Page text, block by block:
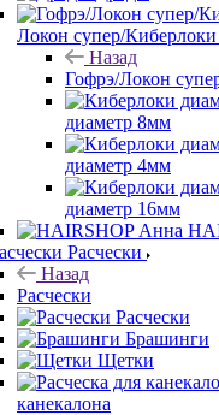
Локон супер/Киберлоки
Назад
Гофрэ/Локон
диаметр 8мм
диаметр 4мм
диаметр 16мм
Расчески
Назад
Расчески
Расчески
Брашинги
Щетки
канекалона